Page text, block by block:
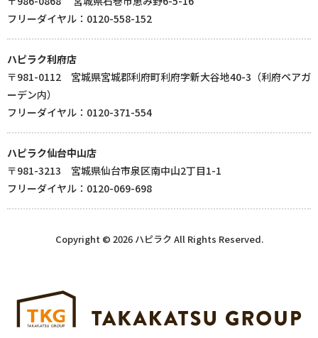
フリーダイヤル：0120-558-152
ハピラク利府店
〒981-0112 宮城県宮城郡利府町利府字新大谷地40-3（利府ペアガ
ーデン内）
フリーダイヤル：0120-371-554
ハピラク仙台中山店
〒981-3213 宮城県仙台市泉区南中山2丁目1-1
フリーダイヤル：0120-069-698
Copyright © 2026 ハピラク All Rights Reserved.